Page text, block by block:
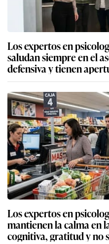
Los expertos en
saludan siempre en el
defensiva y tienen
Los expertos en
mantienen la calma en
cognitiva, gratitud y no